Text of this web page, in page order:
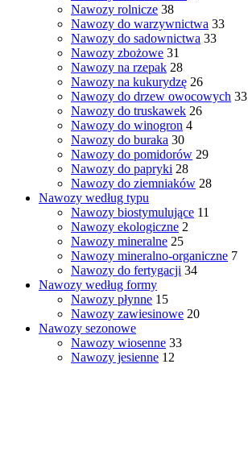
Nawozy według typu
Nawozy do fertygacji 34
Nawozy ekologiczne 2
Nawozy mineralne 25
Nawozy mineralno-organiczne 7
Nawozy biostymulujące 11
Nawozy do papryki 28
Nawozy do ziemniaków 28
Nawozy do sadownictwa 33
Nawozy rolnicze 38
Nawozy do drzew owocowych 33
Nawozy zbożowe 31
Nawozy do winogron 4
Nawozy na rzepak 28
Nawozy do truskawek 26
Nawozy na kukurydzę 26
Nawozy do warzywnictwa 33
Nawozy do buraka 30
Nawozy do pomidorów 29
Nawozy według formy
Nawozy płynne 15
Nawozy zawiesinowe 20
Nawozy sezonowe
Nawozy jesienne 12
Nawozy wiosenne 33